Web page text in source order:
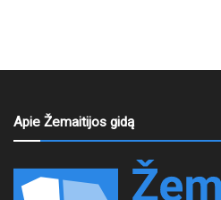
Apie Žemaitijos gidą